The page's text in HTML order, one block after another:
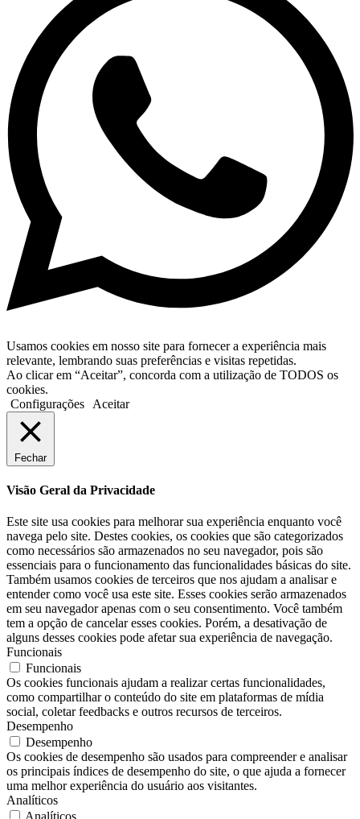
Usamos cookies em nosso site para fornecer a experiência mais
relevante, lembrando suas preferências e visitas repetidas.
Ao clicar em “Aceitar”, concorda com a utilização de TODOS os
cookies.
Configurações
Aceitar
Fechar
Visão Geral da Privacidade
Este site usa cookies para melhorar sua experiência enquanto você
navega pelo site. Destes cookies, os cookies que são categorizados
como necessários são armazenados no seu navegador, pois são
essenciais para o funcionamento das funcionalidades básicas do site.
Também usamos cookies de terceiros que nos ajudam a analisar e
entender como você usa este site. Esses cookies serão armazenados
em seu navegador apenas com o seu consentimento. Você também
tem a opção de cancelar esses cookies. Porém, a desativação de
alguns desses cookies pode afetar sua experiência de navegação.
Funcionais
Funcionais
Os cookies funcionais ajudam a realizar certas funcionalidades,
como compartilhar o conteúdo do site em plataformas de mídia
social, coletar feedbacks e outros recursos de terceiros.
Desempenho
Desempenho
Os cookies de desempenho são usados ​​para compreender e analisar
os principais índices de desempenho do site, o que ajuda a fornecer
uma melhor experiência do usuário aos visitantes.
Analíticos
Analíticos